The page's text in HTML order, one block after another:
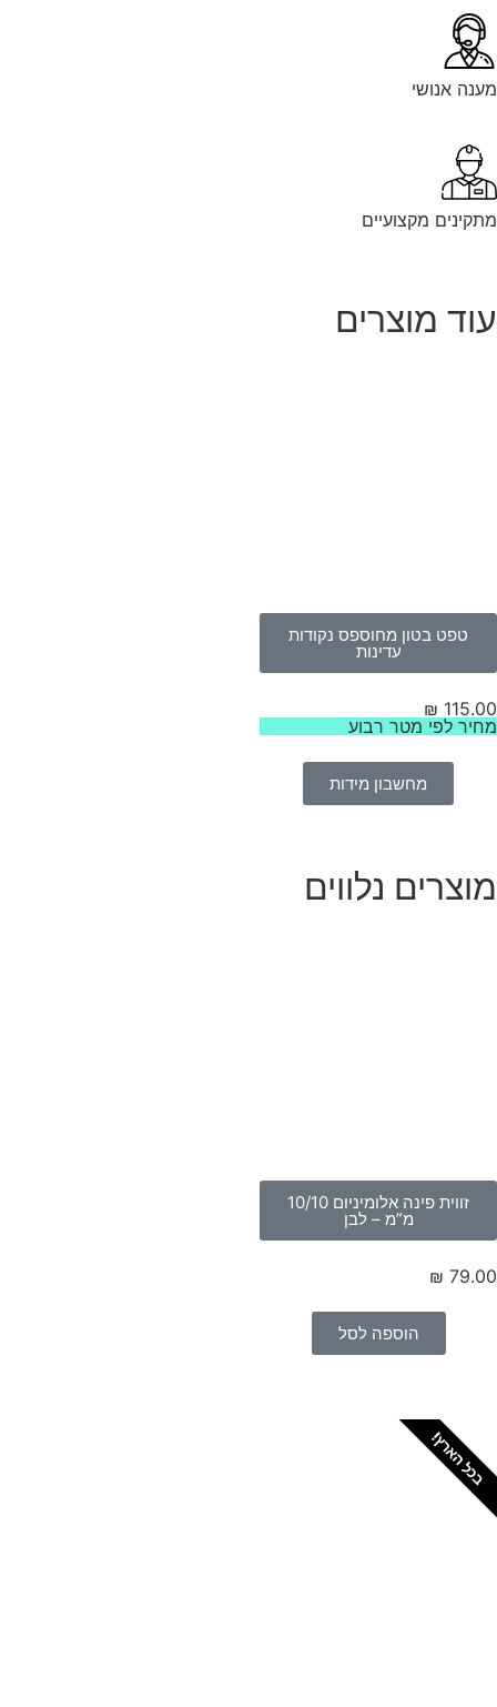
אנושי
מקצועיים
מוצרים
טפט בטון מחוספס נקודות
עדינות
₪
לפי מטר רבוע
מחשבון מידות
נלווים
זווית פינה אלומיניום 10/10
מ”מ – לבן
₪
הוספה לסל
הארץ!